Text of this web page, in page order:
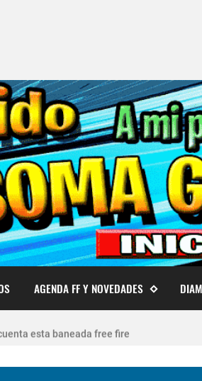
AGENDA FF Y NOVEDADES
de cuentas de Free Fire actualizado 2026
esta baneada free fire